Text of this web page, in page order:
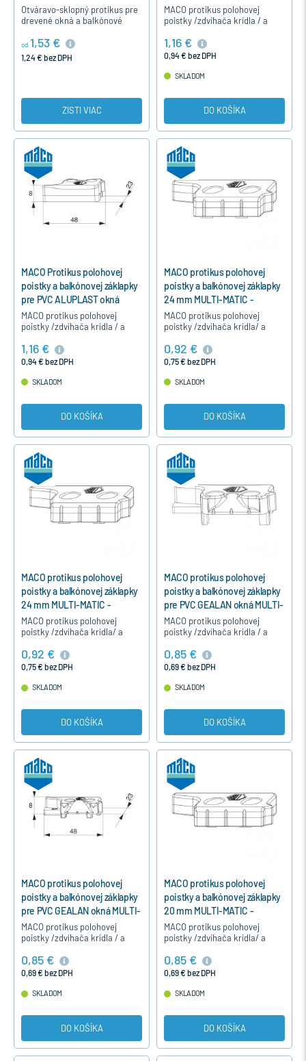
Otváravo-sklopný protikus pre
drevené okná a balkónové
pre kovanie MACO MULTI-
TREND a MACO MULTI-MATIC.
od 1,53 €
1,24 € bez DPH
ZISTI VIAC
MULTI-MATIC - Strieborná,
Pravý
MACO protikus polohovej
poistky /zdvíhača krídla / a
plastové jednokrídlové okná
pre profil ALUPLAST pre okná
1,16 €
0,94 € bez DPH
SKLADOM
DO KOŠÍKA
MACO Protikus polohovej
poistky a balkónovej záklapky
pre PVC ALUPLAST okná
MULTI-MATIC - Strieborná,
Ľavý
MACO protikus polohovej
poistky /zdvíhača krídla / a
plastové jednokrídlové okná
pre profil ALUPLAST pre okná
1,16 €
0,94 € bez DPH
SKLADOM
DO KOŠÍKA
MACO protikus polohovej
poistky a balkónovej záklapky
24 mm MULTI-MATIC -
Strieborná, Pravý
MACO protikus polohovej
poistky /zdvíhača krídla/ a
drevené okná pre hladký falc
24 mm , okná okuté s
0,92 €
0,75 € bez DPH
SKLADOM
DO KOŠÍKA
MACO protikus polohovej
poistky a balkónovej záklapky
24 mm MULTI-MATIC -
Strieborná, Ľavý
MACO protikus polohovej
poistky /zdvíhača krídla/ a
drevené okná pre hladký falc
24 mm , okná okuté s
0,92 €
0,75 € bez DPH
SKLADOM
DO KOŠÍKA
MACO protikus polohovej
poistky a balkónovej záklapky
pre PVC GEALAN okná MULTI-
MATIC - Strieborná, Pravý
MACO protikus polohovej
poistky /zdvíhača krídla / a
plastové jednokrídlové okná
pre profil GEALAN okná okuté
0,85 €
0,69 € bez DPH
SKLADOM
DO KOŠÍKA
MACO protikus polohovej
poistky a balkónovej záklapky
pre PVC GEALAN okná MULTI-
MATIC - Strieborná, Ľavý
MACO protikus polohovej
poistky /zdvíhača krídla / a
plastové jednokrídlové okná
pre profil GEALAN okná okuté
0,85 €
0,69 € bez DPH
SKLADOM
DO KOŠÍKA
MACO protikus polohovej
poistky a balkónovej záklapky
20 mm MULTI-MATIC -
Strieborná, Pravý
MACO protikus polohovej
poistky /zdvíhača krídla/ a
drevené okná pre hladký falc
20 mm a okná okuté s kovaním
0,85 €
0,69 € bez DPH
SKLADOM
DO KOŠÍKA